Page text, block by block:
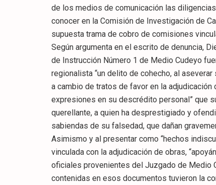
de los medios de comunicación las
conocer en la Comisión de Investigación de
supuesta trama de cobro de comisiones
Según argumenta en el escrito de denuncia,
de Instrucción Número 1 de Medio Cudeyo
regionalista “un delito de cohecho, al
a cambio de tratos de favor en la
expresiones en su descrédito personal” que
querellante, a quien ha desprestigiado y
sabiendas de su falsedad, que dañan
Asimismo y al presentar como “hechos
vinculada con la adjudicación de obras,
oficiales provenientes del Juzgado de Medio
contenidas en esos documentos tuvieron la